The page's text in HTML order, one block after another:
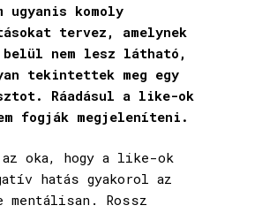
ugyanis komoly
tervez, amelynek
nem lesz látható,
tekintettek meg egy
Ráadásul a like-ok
fogják megjeleníteni.
az oka, hogy a like-ok
hatás gyakorol az
mentálisan. Rossz